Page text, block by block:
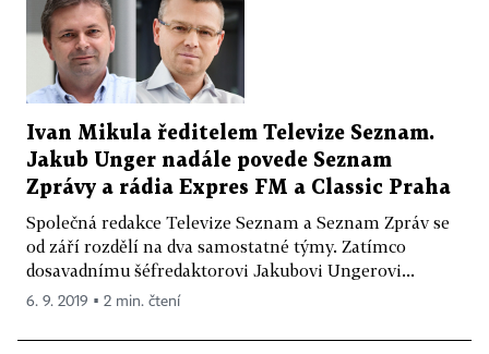
Ivan Mikula ředitelem Televize Seznam.
Jakub Unger nadále povede Seznam
Zprávy a rádia Expres FM a Classic Praha
Společná redakce Televize Seznam a Seznam Zpráv se
od září rozdělí na dva samostatné týmy. Zatímco
dosavadnímu šéfredaktorovi Jakubovi Ungerovi...
6. 9. 2019 ▪ 2 min. čtení